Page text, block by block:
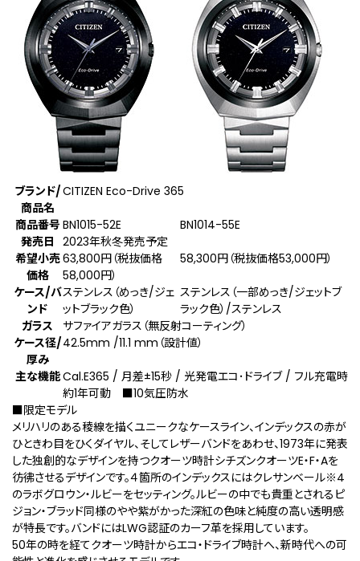
ブランド/
商品名
CITIZEN Eco-Drive 365
商品番号 BN1015-52E
BN1014-55E
発売日 2023年秋冬発売予定
希望小売
価格
63,800円（税抜価格
58,000円）
58,300円（税抜価格53,000円）
ケース/バ
ンド
ステンレス（めっき/ジェ
ットブラック色）
ステンレス（一部めっき/ジェットブ
ラック色）/ステンレス
ガラス
サファイアガラス（無反射コーティング）
ケース径/
厚み
42.5mm /11.1 mm（設計値）
主な機能Cal.E365 / 月差±15秒 / 光発電エコ･ドライブ / フル充電時
約1年可動 ■10気圧防水
■限定モデル
メリハリのある稜線を描くユニークなケースライン、インデックスの赤が
ひときわ目をひくダイヤル、そしてレザーバンドをあわせ、1973年に発表
した独創的なデザインを持つクオーツ時計シチズンクオーツE・F・Aを
彷彿させるデザインです。４箇所のインデックスにはクレサンベール※4
のラボグロウン・ルビーをセッティング。ルビーの中でも貴重とされるピ
ジョン・ブラッド同様のやや紫がかった深紅の色味と純度の高い透明感
が特長です。バンドにはLWG認証のカーフ革を採用しています。
50年の時を経てクオーツ時計からエコ・ドライブ時計へ、新時代への可